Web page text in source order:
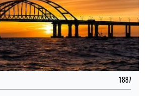
1887